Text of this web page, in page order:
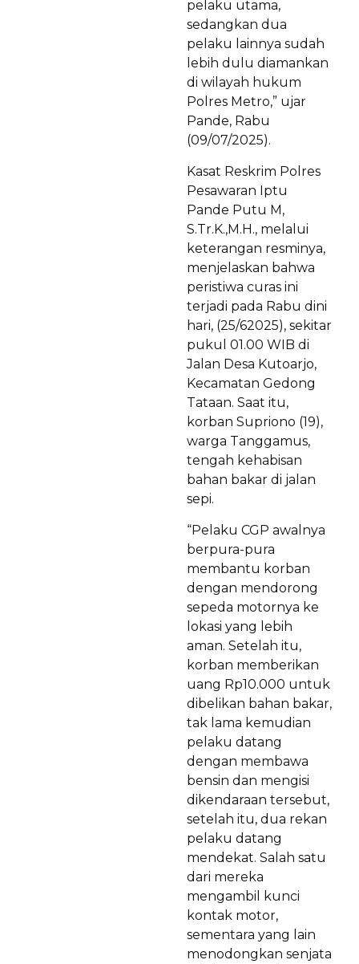
pelaku utama,
sedangkan dua
pelaku lainnya sudah
lebih dulu diamankan
di wilayah hukum
Polres Metro,” ujar
Pande, Rabu
(09/07/2025).
Kasat Reskrim Polres
Pesawaran Iptu
Pande Putu M,
S.Tr.K.,M.H., melalui
keterangan resminya,
menjelaskan bahwa
peristiwa curas ini
terjadi pada Rabu dini
hari, (25/62025), sekitar
pukul 01.00 WIB di
Jalan Desa Kutoarjo,
Kecamatan Gedong
Tataan. Saat itu,
korban Supriono (19),
warga Tanggamus,
tengah kehabisan
bahan bakar di jalan
sepi.
“Pelaku CGP awalnya
berpura-pura
membantu korban
dengan mendorong
sepeda motornya ke
lokasi yang lebih
aman. Setelah itu,
korban memberikan
uang Rp10.000 untuk
dibelikan bahan bakar,
tak lama kemudian
pelaku datang
dengan membawa
bensin dan mengisi
dikendaraan tersebut,
setelah itu, dua rekan
pelaku datang
mendekat. Salah satu
dari mereka
mengambil kunci
kontak motor,
sementara yang lain
menodongkan senjata